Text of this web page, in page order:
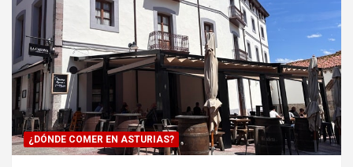
¿DÓNDE COMER EN ASTURIAS?